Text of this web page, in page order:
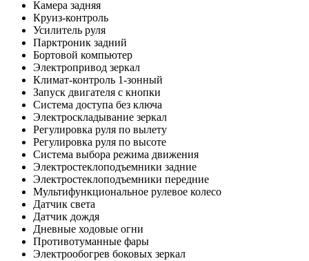
Камера задняя
Круиз-контроль
Усилитель руля
Парктроник задний
Бортовой компьютер
Электропривод зеркал
Климат-контроль 1-зонный
Запуск двигателя с кнопки
Система доступа без ключа
Электроскладывание зеркал
Регулировка руля по вылету
Регулировка руля по высоте
Система выбора режима движения
Электростеклоподъемники задние
Электростеклоподъемники передние
Мультифункциональное рулевое колесо
Датчик света
Датчик дождя
Дневные ходовые огни
Противотуманные фары
Электрообогрев боковых зеркал